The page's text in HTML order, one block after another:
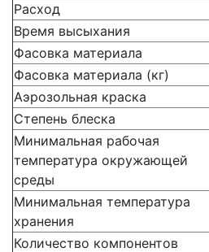
Расход
Время высыхания
Фасовка материала
Фасовка материала (кг)
Аэрозольная краска
Степень блеска
Минимальная рабочая
температура окружающей
среды
Минимальная температура
хранения
Количество компонентов